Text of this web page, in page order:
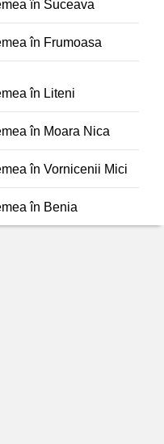
în Suceava
în Frumoasa
în Liteni
în Moara Nica
în Vornicenii Mici
în Benia